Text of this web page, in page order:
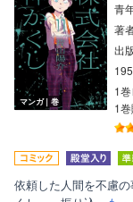
マンガ｜巻
青
著
出
1
1
依頼した人間を不慮